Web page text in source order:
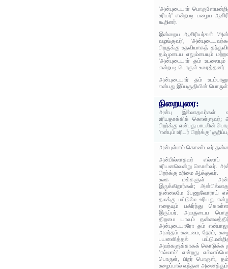
'அன்புடையார்
உரியர்' என்றபடி பழைய
கூறினர்.
இன்றைய ஆசிரியர்கள்
வழங்குவர்',
பிறருக்கு உதவியாகத்
தம்முடைய எலும்பையும்
'அன்புடையார் தம் உடலையும்
என்றபடி பொருள் உரைத்தனர்.
அன்புடையார் தம்
என்பது இப்பகுதியின்
நிறையுரை:
அன்பு இல்லாதவர்கள்
உரியதாக்கிக் கொள்ளுவர்;
பிறர்க்கு என்பது பாடலின்
'என்பும் உரியர் பிறர்க்கு'
அன்புள்ளம் கொண்டவர்
அன்பில்லாதவர் எல்லாப்
உரியனவென்று கொள்வர்.
பிறர்க்கு உரிமை ஆக்குவர்.
உலக மக்களுள்
இருக்கிறார்கள்;
தன்னலமே பேணுவோராய்
தமக்கு மட்டுமே உரியது
எதையும் பகிர்ந்து
இருப்பர். அவருடைய
திறமை யாவும்
அன்புடையாரோ தம் என்பாலும்
அவர்தம் உடைமை, நேரம்,
பயனளித்தல்
அவர்களுக்காகக் கொடுக்க
'எல்லாம்' என்றது
பொருள், பிறர் பொருள்,
உழைப்பால் வந்தன அனைத்தும்